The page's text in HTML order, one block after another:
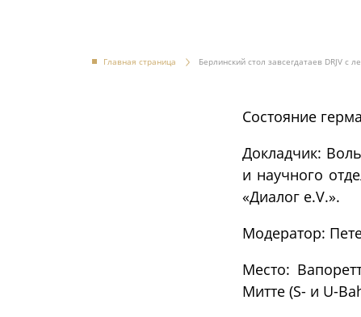
Главная страница Берлинский стол завсегдатаев DRJV с
Состояние
Докладчик:
и научного
«Диалог e.V.».
Модератор:
Место:
Митте (S- и U-